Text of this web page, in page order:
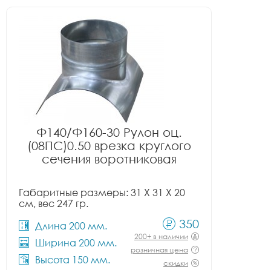
Ф140/Ф160-30 Рулон оц.
(08ПС)0.50 врезка круглого
сечения воротниковая
Габаритные размеры: 31 X 31 X 20
см, вес 247 гр.
Длина 200 мм.
Ширина 200 мм.
Высота 150 мм.
350
200+ в наличии
розничная цена
скидки